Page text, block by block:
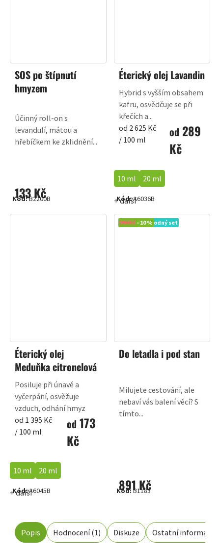
SOS po štípnutí
hmyzem
133 Kč
Účinný roll-on s
levandulí, mátou a
hřebíčkem ke zklidnění...
Kód:B2200B
Éterický olej Lavandin
od 289
Kč
Měrná
cena:
od 2 625 Kč
/ 100 ml
Hybrid s vyšším obsahem
kafru, osvědčuje se při
křečích a...
10 ml 20 ml
+ další
Kód:A6036B
Éterický olej
Meduňka citronelová
od 173
Kč
Měrná
cena:
od 1 395 Kč
/ 100 ml
Posiluje při únavě a
vyčerpání, osvěžuje
vzduch, odhání hmyz
10 ml 20 ml
+ další
Kód:A6045B
Novinka Výhodný set
990 Kč –10 %
Do letadla i pod stan
891 Kč
Milujete cestování, ale
nebaví vás balení věcí? S
tímto...
Kód: B1183
Popis Hodnocení (1) Diskuze Ostatní informace